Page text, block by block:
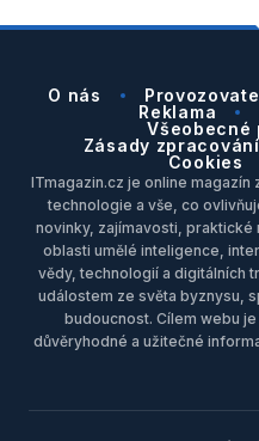
O nás
Reklama
Všeobecné
Zásady
Cookies
ITmagazin.cz je online
technologie a vše, co
novinky, zajímavosti, praktické
oblasti umělé inteligence,
vědy, technologií a digitálních
událostem ze světa byznysu,
budoucnost. Cílem webu
důvěryhodné a užitečné